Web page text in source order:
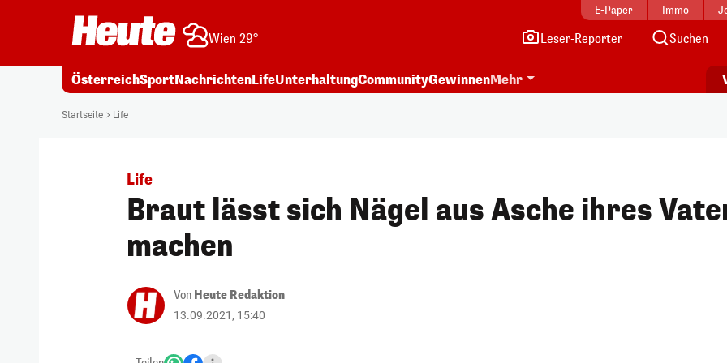
E-Paper Immo
Wien 29° Leser-Reporter Suchen
ÖsterreichSportNachrichtenLifeUnterhaltungCommunityGewinnenMehr
Startseite Life
Life
Braut lässt sich Nägel aus Asche ihres
machen
Von Heute Redaktion
13.09.2021, 15:40